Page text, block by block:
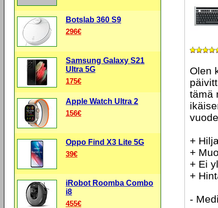
Olen
tämä
+
+
+ Ei
+
-
Botslab 360 S9
296€
Samsung Galaxy S21
Ultra 5G
175€
Apple Watch Ultra 2
156€
Oppo Find X3 Lite 5G
39€
iRobot Roomba Combo
i8
455€